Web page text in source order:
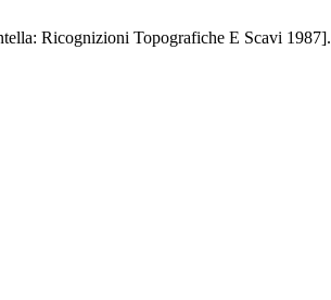
Ricognizioni Topografiche E Scavi 1987].